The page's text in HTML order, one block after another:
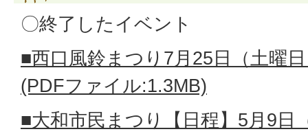
〇終了したイベント
■西口風鈴まつり7月25日（土曜
(PDFファイル:1.3MB)
■大和市民まつり【日程】5月9日